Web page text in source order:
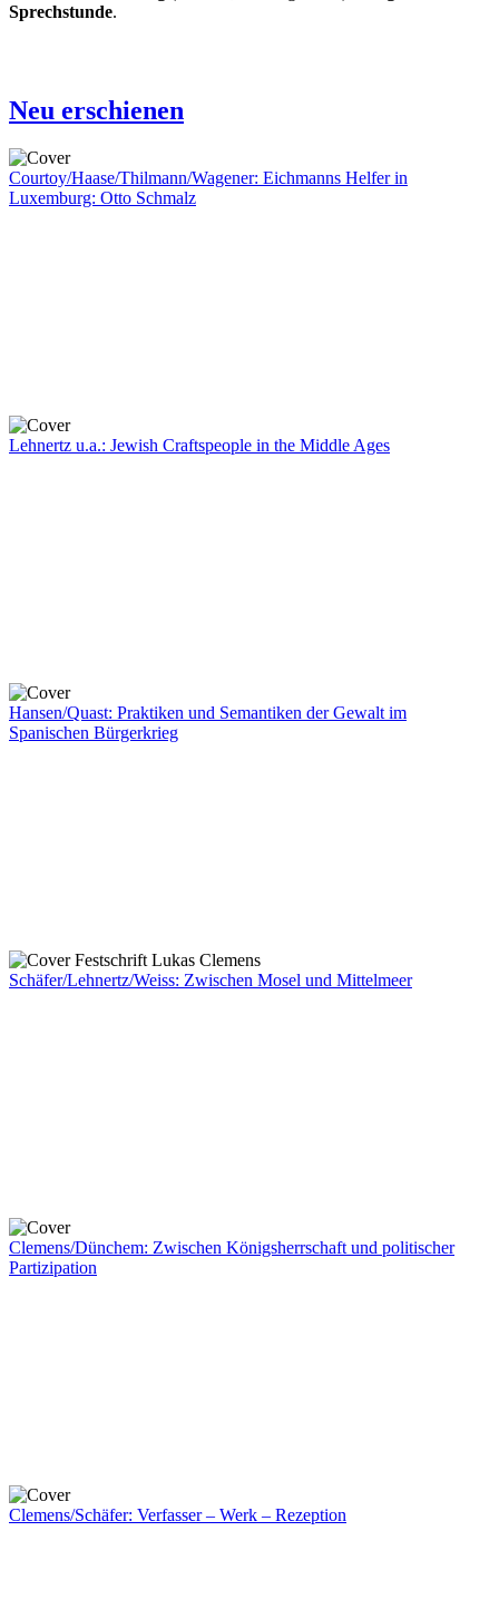
Sprechstunde.
Neu erschienen
Courtoy/Haase/Thilmann/Wagener: Eichmanns Helfer in
Luxemburg: Otto Schmalz
Lehnertz u.a.: Jewish Craftspeople in the Middle Ages
Hansen/Quast: Praktiken und Semantiken der Gewalt im
Spanischen Bürgerkrieg
Schäfer/Lehnertz/Weiss: Zwischen Mosel und Mittelmeer
Clemens/Dünchem: Zwischen Königsherrschaft und politischer
Partizipation
Clemens/Schäfer: Verfasser – Werk – Rezeption